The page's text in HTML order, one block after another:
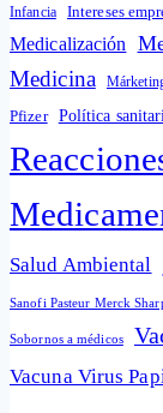
Infancia Intereses
Medicalización
Medicina
Pfizer Política
Salud Ambiental
Sanofi Pasteur Merck
Sobornos a médicos
Vacuna Virus